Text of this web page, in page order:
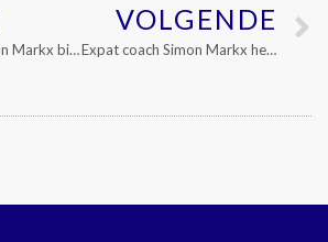
Queer coach Simon Markx biedt uitkomst
VOLGENDE
Expat coach Simon Markx helpt bij aanpassen in Amsterdam